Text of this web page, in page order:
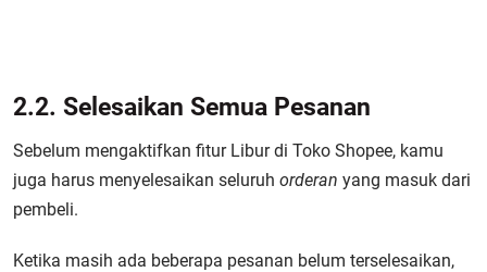
2.2. Selesaikan Semua Pesanan
Sebelum mengaktifkan fitur Libur di Toko Shopee, kamu
juga harus menyelesaikan seluruh orderan yang masuk dari
pembeli.
Ketika masih ada beberapa pesanan belum terselesaikan,